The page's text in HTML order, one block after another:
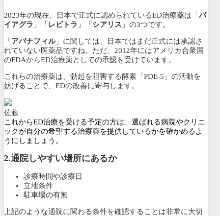
2023年の現在、日本で正式に認められているED治療薬は「バ
イアグラ 」「レビトラ 」「シアリス 」の3つです。
「アバナフィル」に関しては、日本ではまだ正式には承認さ
れていない医薬品ですね。ただ、2012年にはアメリカ合衆国
のFDAからED治療薬としての承認を受けています。
これらの治療薬は、勃起を阻害する酵素「PDE-5」の活動を
妨げることで、EDの改善に寄与します。
佐藤
これからED治療を受ける予定の方は、選ばれる病院やクリニ
ックが自分の希望する治療薬を提供しているかを確かめるよ
うにしましょう。
2.通院しやすい場所にあるか
診療時間や診療日
立地条件
駐車場の有無
上記のような通院に関わる条件を確認することは非常に大切